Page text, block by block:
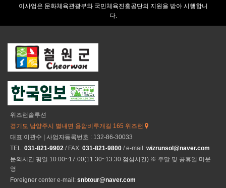
이사업은 문화체육관광부와 국민체육진흥공단의 지원을 받아 시행합니
다.
위즈런솔루션
경기도 남양주시 별내면 용암비루개길 165 위즈런
대표:이관수 | 사업자등록번호 : 132-86-30033
TEL: 031-821-9902 / FAX: 031-821-9800 / e-mail: wizrunsol@naver.com
문의시간 평일 10:00~17:00(11:30~13:30 점심시간) ※ 주말 및 공휴일 미운
영
Foreigner center e-mail: snbtour@naver.com